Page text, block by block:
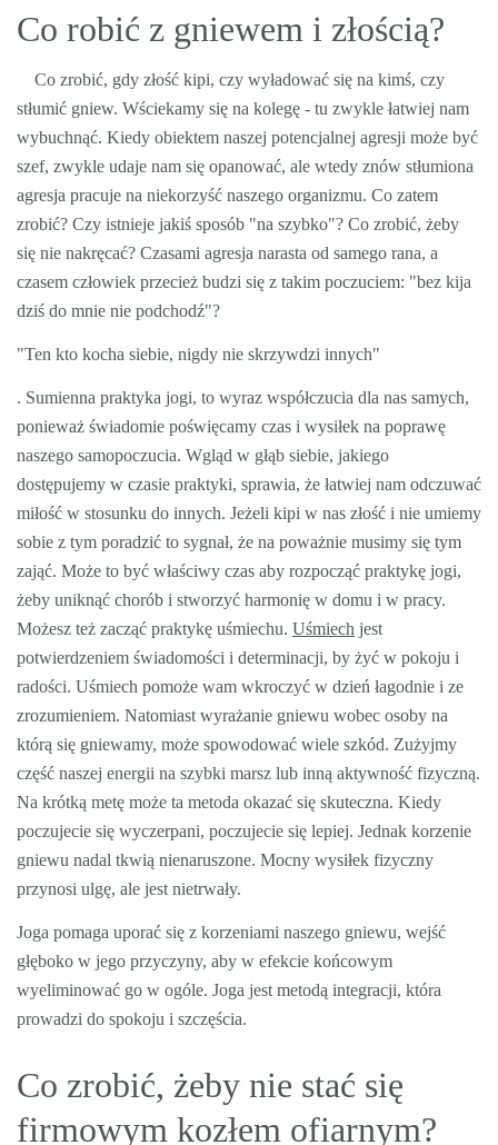
Co robić z gniewem i złością?
Co zrobić, gdy złość kipi, czy wyładować się na kimś, czy
stłumić gniew. Wściekamy się na kolegę - tu zwykle łatwiej nam
wybuchnąć. Kiedy obiektem naszej potencjalnej agresji może być
szef, zwykle udaje nam się opanować, ale wtedy znów stłumiona
agresja pracuje na niekorzyść naszego organizmu. Co zatem
zrobić? Czy istnieje jakiś sposób "na szybko"? Co zrobić, żeby
się nie nakręcać? Czasami agresja narasta od samego rana, a
czasem człowiek przecież budzi się z takim poczuciem: "bez kija
dziś do mnie nie podchodź"?
"Ten kto kocha siebie, nigdy nie skrzywdzi innych"
. Sumienna praktyka jogi, to wyraz współczucia dla nas samych,
ponieważ świadomie poświęcamy czas i wysiłek na poprawę
naszego samopoczucia. Wgląd w głąb siebie, jakiego
dostępujemy w czasie praktyki, sprawia, że łatwiej nam odczuwać
miłość w stosunku do innych. Jeżeli kipi w nas złość i nie umiemy
sobie z tym poradzić to sygnał, że na poważnie musimy się tym
zająć. Może to być właściwy czas aby rozpocząć praktykę jogi,
żeby uniknąć chorób i stworzyć harmonię w domu i w pracy.
Możesz też zacząć praktykę uśmiechu. Uśmiech jest
potwierdzeniem świadomości i determinacji, by żyć w pokoju i
radości. Uśmiech pomoże wam wkroczyć w dzień łagodnie i ze
zrozumieniem. Natomiast wyrażanie gniewu wobec osoby na
którą się gniewamy, może spowodować wiele szkód. Zużyjmy
część naszej energii na szybki marsz lub inną aktywność fizyczną.
Na krótką metę może ta metoda okazać się skuteczna. Kiedy
poczujecie się wyczerpani, poczujecie się lepiej. Jednak korzenie
gniewu nadal tkwią nienaruszone. Mocny wysiłek fizyczny
przynosi ulgę, ale jest nietrwały.
Joga pomaga uporać się z korzeniami naszego gniewu, wejść
głęboko w jego przyczyny, aby w efekcie końcowym
wyeliminować go w ogóle. Joga jest metodą integracji, która
prowadzi do spokoju i szczęścia.
Co zrobić, żeby nie stać się
firmowym kozłem ofiarnym?